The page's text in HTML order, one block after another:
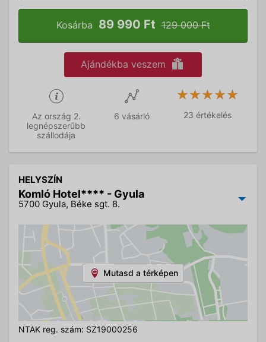
Kosárba 89 990 Ft 129 000 Ft
Ajándékba veszem
Az ország 2.
legnépszerűbb
szállodája
6 vásárló
★★★★★
★★★★★
23 értékelés
HELYSZÍN
Komló Hotel**** - Gyula
5700 Gyula, Béke sgt. 8.
Mutasd a térképen
NTAK reg. szám: SZ19000256